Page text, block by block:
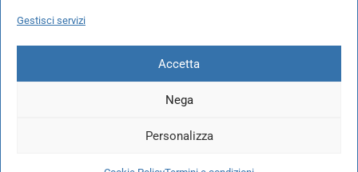
Gestisci servizi
Accetta
Nega
Personalizza
Cookie Policy
10694580969